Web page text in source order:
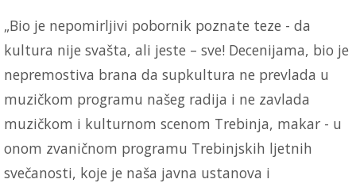
„Bio je nepomirljivi pobornik poznate teze - da
kultura nije svašta, ali jeste – sve! Decenijama, bio je
nepremostiva brana da supkultura ne prevlada u
muzičkom programu našeg radija i ne zavlada
muzičkom i kulturnom scenom Trebinja, makar - u
onom zvaničnom programu Trebinjskih ljetnih
svečanosti, koje je naša javna ustanova i